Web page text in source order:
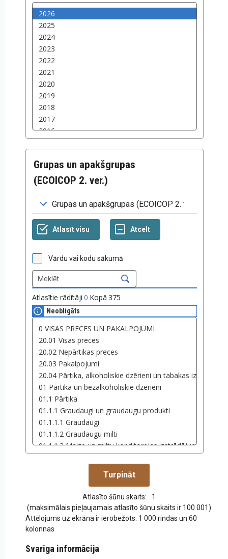
Grupas un apakšgrupas
(ECOICOP 2. ver.)
Vārdu vai kodu sākumā
Atlasītie rādītāji 0 Kopā 375
Neobligāts
Atlasīto šūnu skaits:
1
(maksimālais pieļaujamais atlasīto šūnu skaits ir 100 001)
Attēlojums uz ekrāna ir ierobežots: 1 000 rindas un 60
kolonnas
Svarīga informācija